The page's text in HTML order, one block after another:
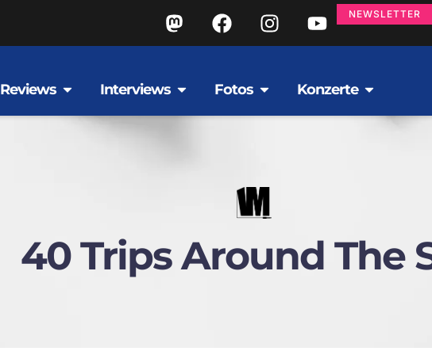
NEWSLETTER
Reviews Interviews Fotos Konzerte
40 Trips Around The